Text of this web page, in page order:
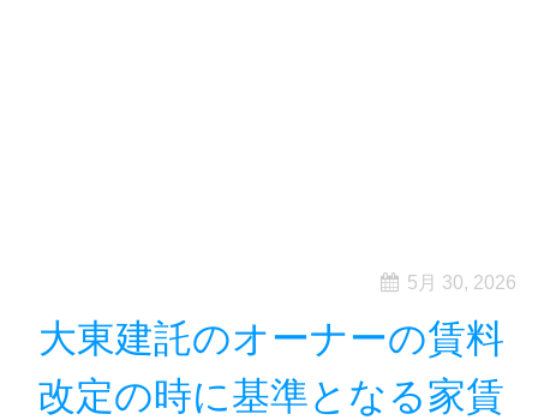
5月 30, 2026
大東建託のオーナーの賃料
改定の時に基準となる家賃